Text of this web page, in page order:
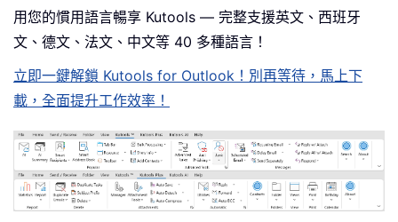
用您的慣用語言暢享 Kutools — 完整支援英文、西班牙
文、德文、法文、中文等 40 多種語言！
立即一鍵解鎖 Kutools for Outlook！別再等待，馬上下
載，全面提升工作效率！